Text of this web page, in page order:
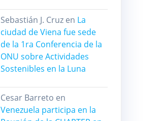
Sebastián J. Cruzen La
ciudad de Viena fue sede
de la 1ra Conferencia de la
ONU sobre Actividades
Sostenibles en la Luna
Cesar Barreto en
Venezuela participa en la